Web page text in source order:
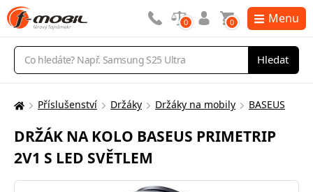
Vyhledávání
Hledat
0 0 Menu
Zde
nacházíte:
Příslušenství Držáky Držáky na mobily BASEUS
DRŽÁK NA KOLO BASEUS PRIMETRIP
2V1 S LED SVĚTLEM